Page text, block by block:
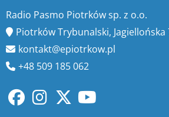
Radio Pasmo Piotrków sp. z o.o.
Piotrków Trybunalski, Jagiellońska
kontakt@epiotrkow.pl
+48 509 185 062